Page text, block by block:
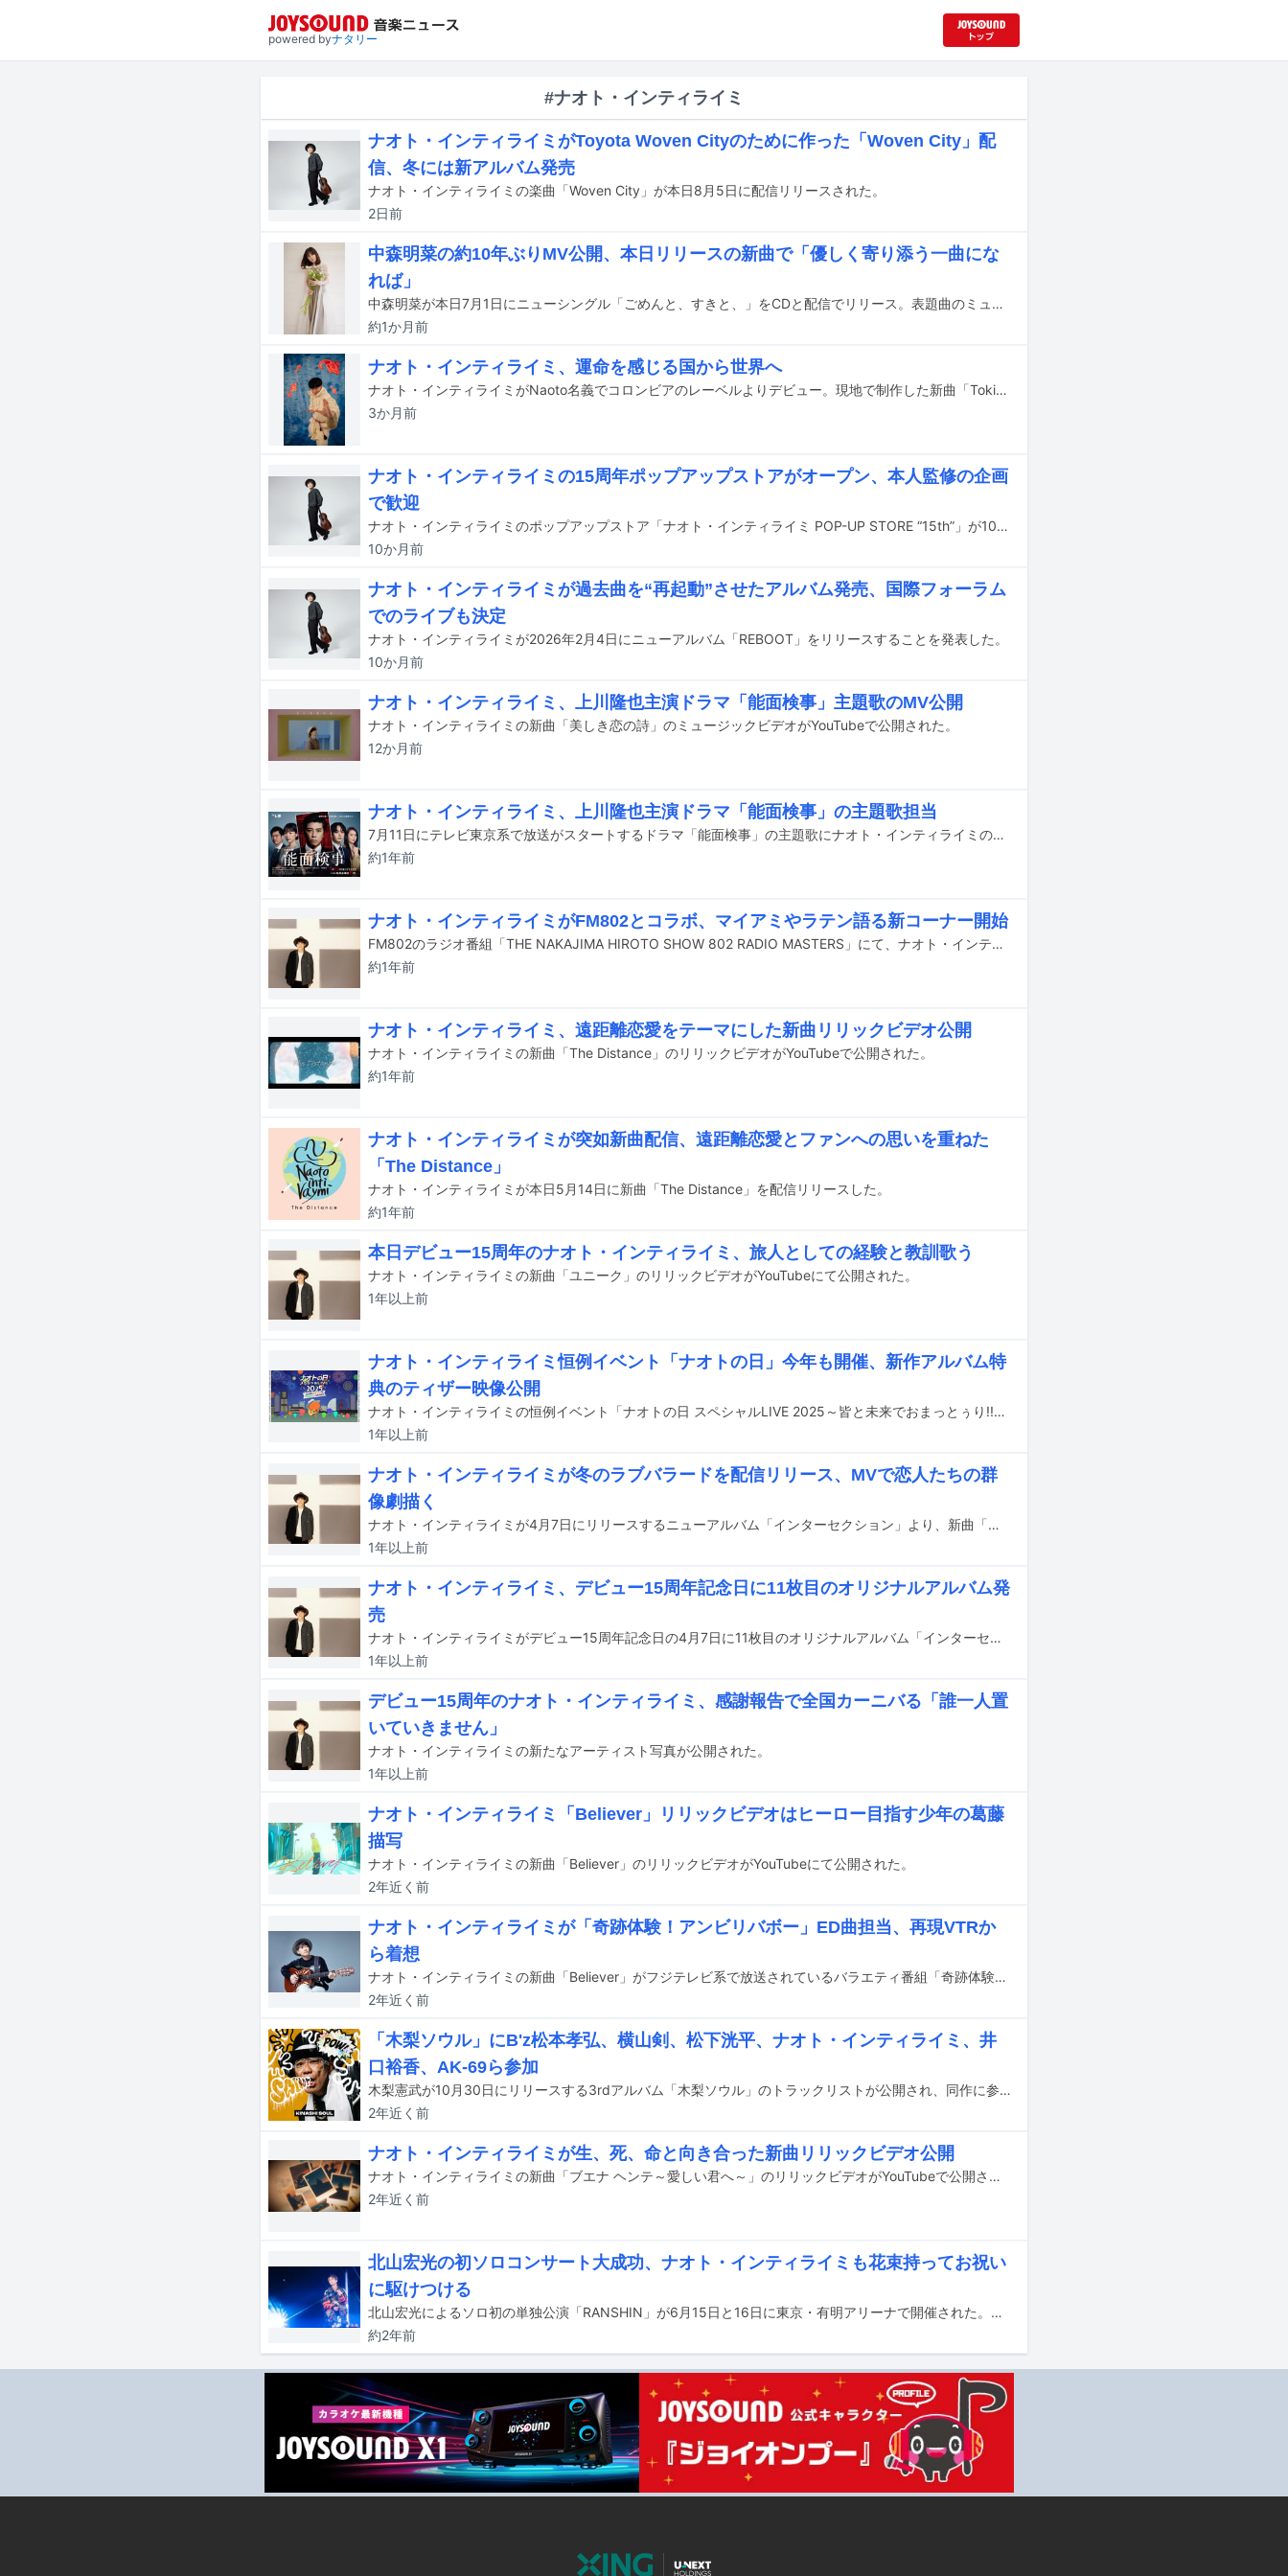
powered byナタリー
#ナオト・インティライミ
ナオト・インティライミがToyota Woven Cityのために作った「Woven City」配
信、冬には新アルバム発売
ナオト・インティライミの楽曲「Woven City」が本日8月5日に配信リリースされた。
2日前
中森明菜の約10年ぶりMV公開、本日リリースの新曲で「優しく寄り添う一曲にな
れば」
中森明菜が本日7月1日にニューシングル「ごめんと、すきと、」をCDと配信でリリース。表題曲のミュージックビデオがYouTubeで公開された。
約1か月前
ナオト・インティライミ、運命を感じる国から世界へ
ナオト・インティライミがNaoto名義でコロンビアのレーベルよりデビュー。現地で制作した新曲「Tokio Sake Bomb」を本日5月1日に配信リリースした。
3か月前
ナオト・インティライミの15周年ポップアップストアがオープン、本人監修の企画
で歓迎
ナオト・インティライミのポップアップストア「ナオト・インティライミ POP-UP STORE “15th”」が10月22日から11月3日まで東京・渋谷PARCOと大阪・心斎橋オーパにオープンする。
10か月前
ナオト・インティライミが過去曲を“再起動”させたアルバム発売、国際フォーラム
でのライブも決定
ナオト・インティライミが2026年2月4日にニューアルバム「REBOOT」をリリースすることを発表した。
10か月前
ナオト・インティライミ、上川隆也主演ドラマ「能面検事」主題歌のMV公開
ナオト・インティライミの新曲「美しき恋の詩」のミュージックビデオがYouTubeで公開された。
12か月前
ナオト・インティライミ、上川隆也主演ドラマ「能面検事」の主題歌担当
7月11日にテレビ東京系で放送がスタートするドラマ「能面検事」の主題歌にナオト・インティライミの新曲「美しき恋の詩」が使用される。
約1年前
ナオト・インティライミがFM802とコラボ、マイアミやラテン語る新コーナー開始
FM802のラジオ番組「THE NAKAJIMA HIROTO SHOW 802 RADIO MASTERS」にて、ナオト・インティライミとのコラボコーナー「MIAMI VIBES」が本日6月23日からスタートする。
約1年前
ナオト・インティライミ、遠距離恋愛をテーマにした新曲リリックビデオ公開
ナオト・インティライミの新曲「The Distance」のリリックビデオがYouTubeで公開された。
約1年前
ナオト・インティライミが突如新曲配信、遠距離恋愛とファンへの思いを重ねた
「The Distance」
ナオト・インティライミが本日5月14日に新曲「The Distance」を配信リリースした。
約1年前
本日デビュー15周年のナオト・インティライミ、旅人としての経験と教訓歌う
ナオト・インティライミの新曲「ユニーク」のリリックビデオがYouTubeにて公開された。
1年以上前
ナオト・インティライミ恒例イベント「ナオトの日」今年も開催、新作アルバム特
典のティザー映像公開
ナオト・インティライミの恒例イベント「ナオトの日 スペシャルLIVE 2025～皆と未来でおまっとぅり!!みなとみらいでライミな日!!～」が“ナオトの日”である7月10日に神奈川・パシフィコ横浜 国立大ホールで開催される。
1年以上前
ナオト・インティライミが冬のラブバラードを配信リリース、MVで恋人たちの群
像劇描く
ナオト・インティライミが4月7日にリリースするニューアルバム「インターセクション」より、新曲「冬枯れのボレロ」が本日1月31日に配信リリースされた。
1年以上前
ナオト・インティライミ、デビュー15周年記念日に11枚目のオリジナルアルバム発
売
ナオト・インティライミがデビュー15周年記念日の4月7日に11枚目のオリジナルアルバム「インターセクション」をリリースする。
1年以上前
デビュー15周年のナオト・インティライミ、感謝報告で全国カーニバる「誰一人置
いていきません」
ナオト・インティライミの新たなアーティスト写真が公開された。
1年以上前
ナオト・インティライミ「Believer」リリックビデオはヒーロー目指す少年の葛藤
描写
ナオト・インティライミの新曲「Believer」のリリックビデオがYouTubeにて公開された。
2年近く 前
ナオト・インティライミが「奇跡体験！アンビリバボー」ED曲担当、再現VTRか
ら着想
ナオト・インティライミの新曲「Believer」がフジテレビ系で放送されているバラエティ番組「奇跡体験！アンビリバボー」の新たなエンディングテーマに決定した。
2年近く 前
「木梨ソウル」にB'z松本孝弘、横山剣、松下洸平、ナオト・インティライミ、井
口裕香、AK-69ら参加
木梨憲武が10月30日にリリースする3rdアルバム「木梨ソウル」のトラックリストが公開され、同作に参加するゲストアーティストが明らかになった。
2年近く 前
ナオト・インティライミが生、死、命と向き合った新曲リリックビデオ公開
ナオト・インティライミの新曲「ブエナ ヘンテ～愛しい君へ～」のリリックビデオがYouTubeで公開された。
2年近く 前
北山宏光の初ソロコンサート大成功、ナオト・インティライミも花束持ってお祝い
に駆けつける
北山宏光によるソロ初の単独公演「RANSHIN」が6月15日と16日に東京・有明アリーナで開催された。この記事では15日の公演の模様をレポートする。
約2年前